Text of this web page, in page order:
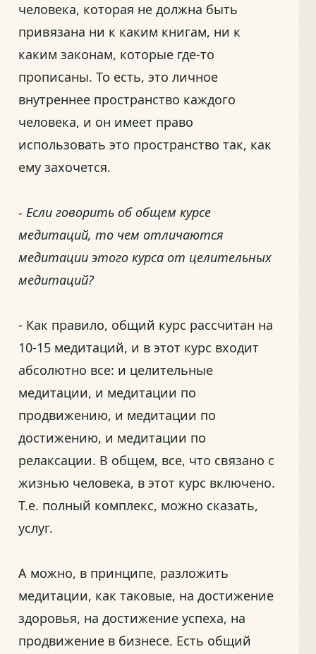
человека, которая не должна быть
привязана ни к каким книгам, ни к
каким законам, которые где-то
прописаны. То есть, это личное
внутреннее пространство каждого
человека, и он имеет право
использовать это пространство так, как
ему захочется.
- Если говорить об общем курсе
медитаций, то чем отличаются
медитации этого курса от целительных
медитаций?
- Как правило, общий курс рассчитан на
10-15 медитаций, и в этот курс входит
абсолютно все: и целительные
медитации, и медитации по
продвижению, и медитации по
достижению, и медитации по
релаксации. В общем, все, что связано с
жизнью человека, в этот курс включено.
Т.е. полный комплекс, можно сказать,
услуг.
А можно, в принципе, разложить
медитации, как таковые, на достижение
здоровья, на достижение успеха, на
продвижение в бизнесе. Есть общий